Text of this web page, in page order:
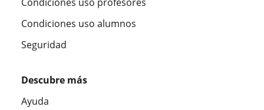
Condiciones uso alumnos
Seguridad
Descubre más
Ayuda